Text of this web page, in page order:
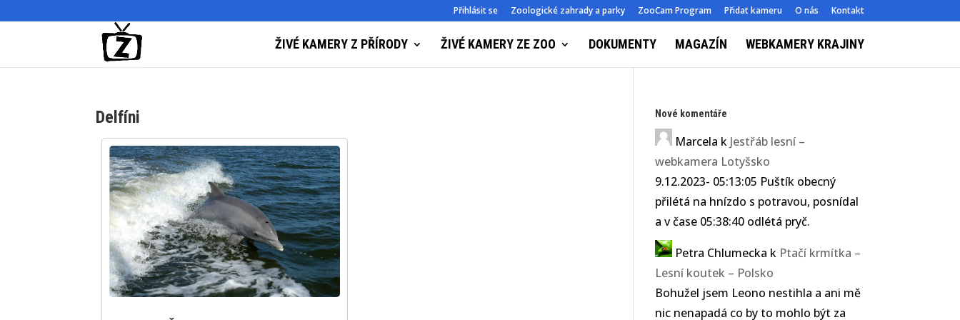
Přihlásit se Zoologické zahrady a parky ZooCam Program Přidat kameru O nás Kontakt
ŽIVÉ KAMERY Z PŘÍRODY ŽIVÉ KAMERY ZE ZOO DOKUMENTY MAGAZÍN WEBKAMERY KRAJINY
Delfíni Nové komentáře
Marcela k Jestřáb lesní –
webkamera Lotyšsko
9.12.2023- 05:13:05 Puštík obecný
přilétá na hnízdo s potravou, posnídal
a v čase 05:38:40 odlétá pryč.
Petra Chlumecka k Ptačí krmítka –
Lesní koutek – Polsko
Bohužel jsem Leono nestihla a ani mě
nic nenapadá co by to mohlo být za